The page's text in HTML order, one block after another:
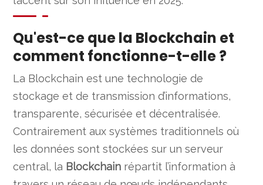
Qu'est-ce que la Blockchain et
comment fonctionne-t-elle ?
La Blockchain est une technologie de
stockage et de transmission d’informations,
transparente, sécurisée et décentralisée.
Contrairement aux systèmes traditionnels où
les données sont stockées sur un serveur
central, la Blockchain répartit l’information à